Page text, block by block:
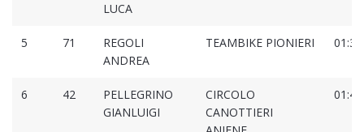
LUCA
5 71
REGOLI
ANDREA
TEAMBIKE PIONIERI
6 42
PELLEGRINO
GIANLUIGI
CIRCOLO
CANOTTIERI